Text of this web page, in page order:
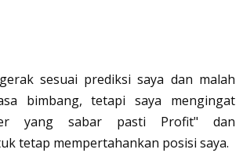
sesuai prediksi saya dan malah
bimbang, tetapi saya mengingat
yang sabar pasti Profit" dan
tetap mempertahankan posisi saya.